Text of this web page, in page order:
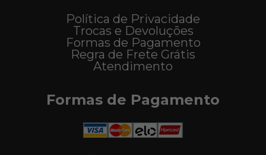
Política de Privacidade
Trocas e Devoluções
Formas de Pagamento
Regra de Frete Grátis
Atendimento
Formas de Pagamento